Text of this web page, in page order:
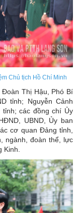
Chủ tịch Hồ Chí Minh
Thị Hậu, Phó Bí
tỉnh; Nguyễn Cảnh
tỉnh; các đồng chí Ủy
UBND, Ủy ban
cơ quan Đảng tỉnh,
ngành, đoàn thể, lực
Kinh.